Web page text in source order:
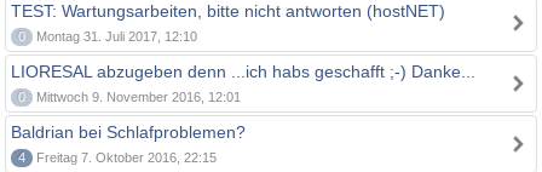
TEST: Wartungsarbeiten, bitte nicht antworten (hostNET)
0 Montag 31. Juli 2017, 12:10
LIORESAL abzugeben denn ...ich habs geschafft ;-) Danke...
0 Mittwoch 9. November 2016, 12:01
Baldrian bei Schlafproblemen?
4 Freitag 7. Oktober 2016, 22:15